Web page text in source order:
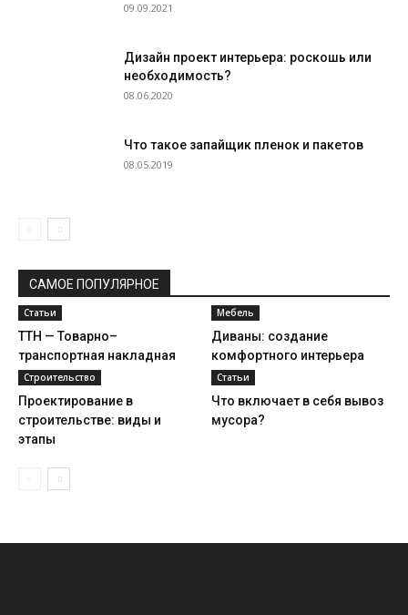
09.09.2021
Дизайн проект интерьера: роскошь или
необходимость?
08.06.2020
Что такое запайщик пленок и пакетов
08.05.2019
САМОЕ ПОПУЛЯРНОЕ
Статьи
ТТН — Товарно–
транспортная накладная
Мебель
Диваны: создание
комфортного интерьера
Строительство
Проектирование в
строительстве: виды и
этапы
Статьи
Что включает в себя вывоз
мусора?